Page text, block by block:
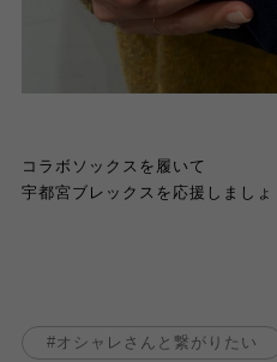
コラボソックスを履いて
宇都宮ブレックスを応援しましょ
オシャレさんと繋がりたい